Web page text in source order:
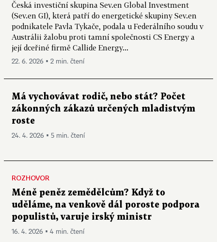
Česká investiční skupina Sev.en Global Investment
(Sev.en GI), která patří do energetické skupiny Sev.en
podnikatele Pavla Tykače, podala u Federálního soudu v
Austrálii žalobu proti tamní společnosti CS Energy a
její dceřiné firmě Callide Energy...
22. 6. 2026 ▪ 2 min. čtení
Má vychovávat rodič, nebo stát? Počet
zákonných zákazů určených mladistvým
roste
24. 4. 2026 ▪ 5 min. čtení
ROZHOVOR
Méně peněz zemědělcům? Když to
uděláme, na venkově dál poroste podpora
populistů, varuje irský ministr
16. 4. 2026 ▪ 4 min. čtení